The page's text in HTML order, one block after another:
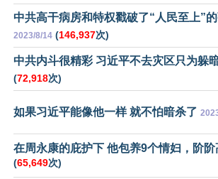
中共高干病房和特权戳破了“人民至上”
2023/8/14 (146,937次)
中共内斗很精彩 习近平不去灾区只为躲
(72,918次)
如果习近平能像他一样 就不怕暗杀了
在周永康的庇护下 他包养9个情妇，阶阶
(65,649次)